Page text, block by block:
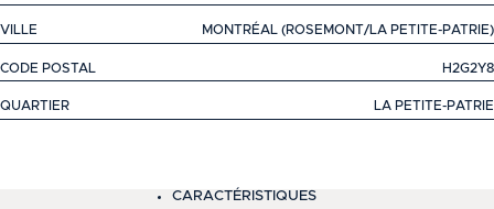
VILLE MONTRÉAL (ROSEMONT/LA PETITE-PATRIE)
CODE POSTAL H2G2Y8
QUARTIER LA PETITE-PATRIE
CARACTÉRISTIQUES